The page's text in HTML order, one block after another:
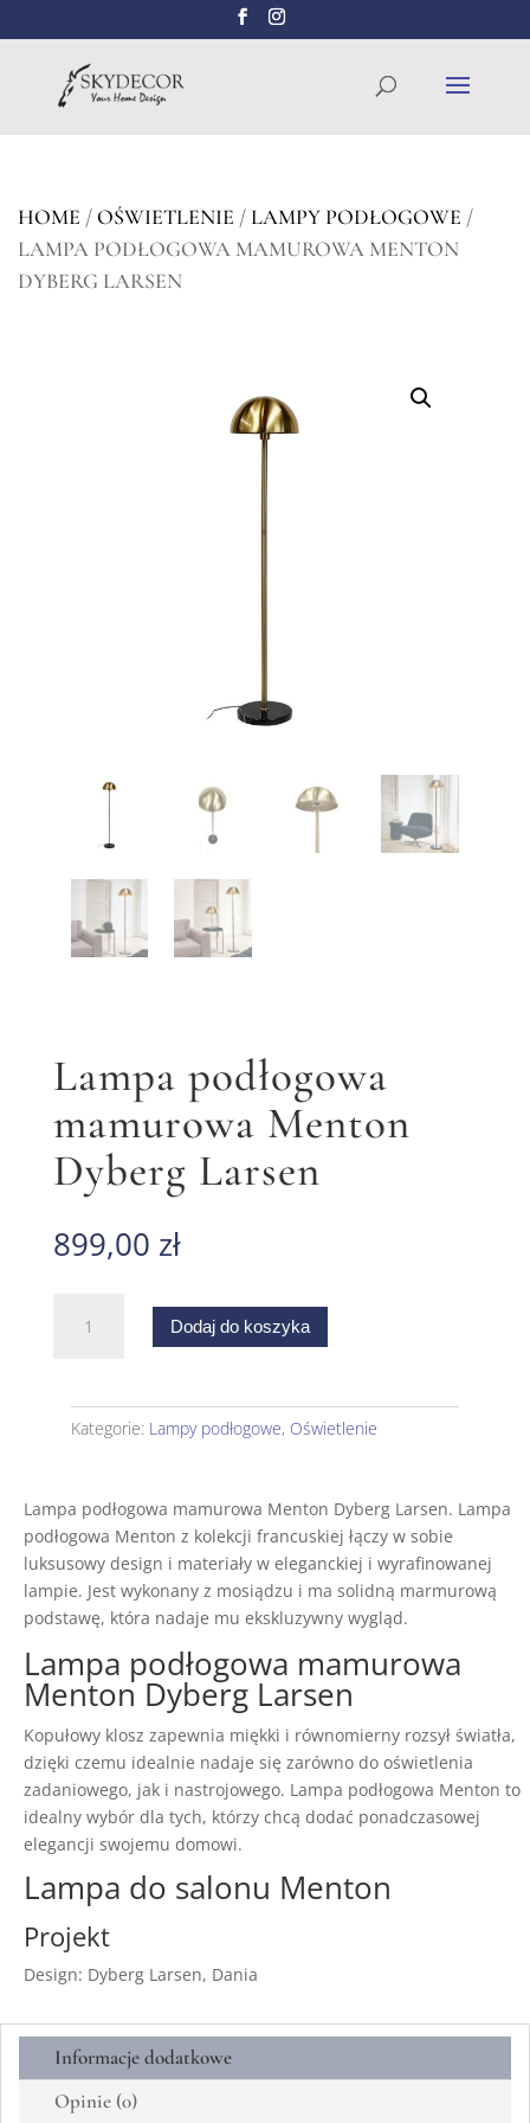
HOME /OŚWIETLENIE /LAMPY PODŁOGOWE /
LAMPA PODŁOGOWA MAMUROWA MENTON
DYBERG LARSEN
Lampa podłogowa
mamurowa Menton
Dyberg Larsen
899,00 zł
Lampa
Dyberg
Dodaj do koszyka
Kategorie: Lampy podłogowe, Oświetlenie
Lampa podłogowa mamurowa Menton Dyberg Larsen. Lampa
podłogowa Menton z kolekcji francuskiej łączy w sobie
luksusowy design i materiały w eleganckiej i wyrafinowanej
lampie. Jest wykonany z mosiądzu i ma solidną marmurową
podstawę, która nadaje mu ekskluzywny wygląd.
Lampa podłogowa mamurowa
Menton Dyberg Larsen
Kopułowy klosz zapewnia miękki i równomierny rozsył światła,
dzięki czemu idealnie nadaje się zarówno do oświetlenia
zadaniowego, jak i nastrojowego. Lampa podłogowa Menton to
idealny wybór dla tych, którzy chcą dodać ponadczasowej
elegancji swojemu domowi.
Lampa do salonu Menton
Projekt
Design: Dyberg Larsen, Dania
Informacje dodatkowe
Opinie (0)